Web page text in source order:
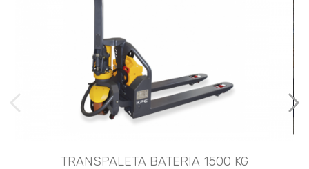
TRANSPALETA BATERIA 1500 KG
imágenes anteriores